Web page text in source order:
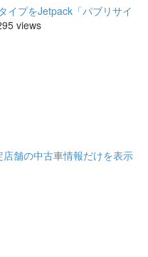
イプをJetpack「パブリサイ
views
舗の中古車情報だけを表示